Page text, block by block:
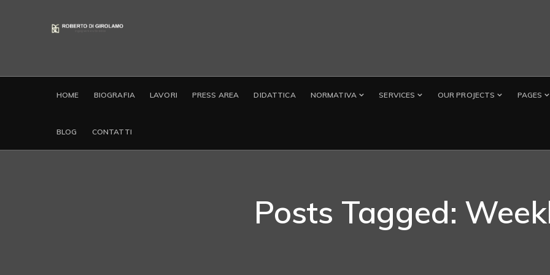
HOME BIOGRAFIA LAVORI PRESS AREA DIDATTICA NORMATIVA SERVICES OUR PROJECTS PAGES
BLOG CONTATTI
Posts Tagged: